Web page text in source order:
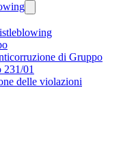
di Gruppo
01
delle violazioni